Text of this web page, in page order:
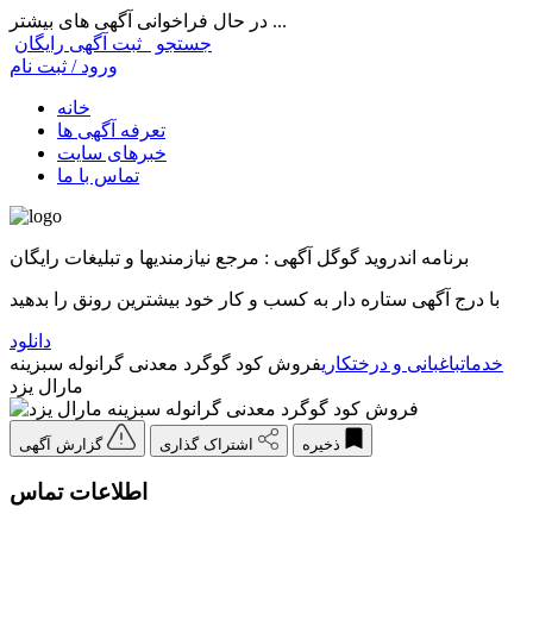
در حال فراخوانی آگهی های بیشتر ...
جستجو
ثبت آگهی رایگان
ورود / ثبت نام
خانه
تعرفه آگهی ها
خبرهای سایت
تماس با ما
برنامه اندروید گوگل آگهی : مرجع نیازمندیها و تبلیغات رایگان
با درج آگهی ستاره دار به کسب و کار خود بیشترین رونق را بدهید
دانلود
خدماتباغبانی و درختکاریفروش کود گوگرد معدنی گرانوله سبزینه
مارال یزد
گزارش آگهی اشتراک گذاری ذخیره
اطلاعات تماس